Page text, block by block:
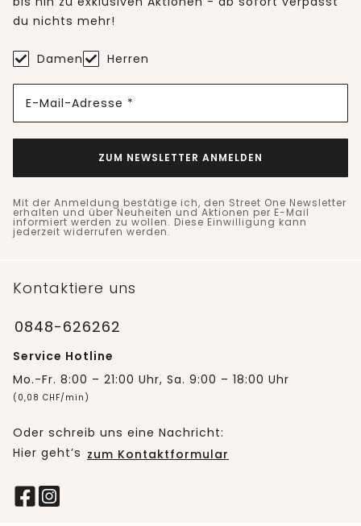
du nichts mehr!
Damen Herren
E-Mail-Adresse *
ZUM NEWSLETTER ANMELDEN
Mit der Anmeldung bestätige ich, den Street One Newsletter
erhalten und über Neuheiten und Aktionen per E-Mail
informiert werden zu wollen. Diese Einwilligung kann
jederzeit widerrufen werden.
Kontaktiere uns
0848-626262
Service Hotline
Mo.-Fr. 8:00 – 21:00 Uhr, Sa. 9:00 – 18:00 Uhr
(0,08 CHF/min)
Oder schreib uns eine Nachricht:
Hier geht’s zum Kontaktformular